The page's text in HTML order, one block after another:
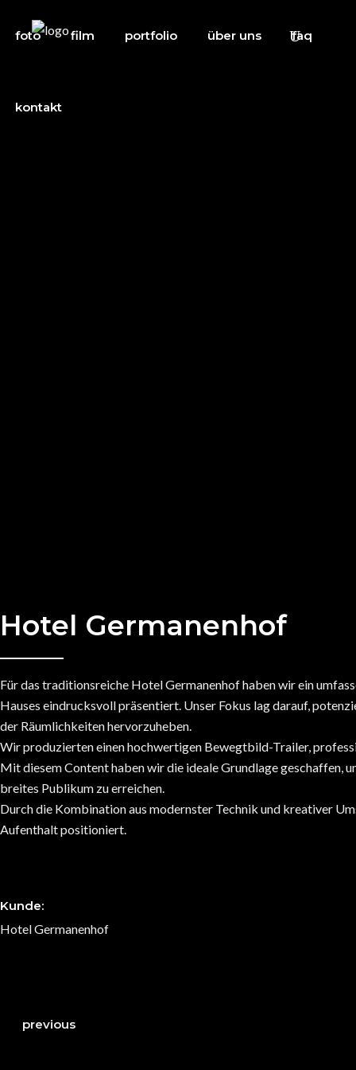
foto film portfolio über uns faq
kontakt
Hotel Germanenhof
Für das traditionsreiche Hotel Germanenhof haben wir ein
Hauses eindrucksvoll präsentiert. Unser Fokus lag darauf,
der Räumlichkeiten hervorzuheben.
Wir produzierten einen hochwertigen Bewegtbild-Trailer,
Mit diesem Content haben wir die ideale Grundlage geschaffen,
breites Publikum zu erreichen.
Durch die Kombination aus modernster Technik und kreativer
Aufenthalt positioniert.
Kunde:
Hotel Germanenhof
previous